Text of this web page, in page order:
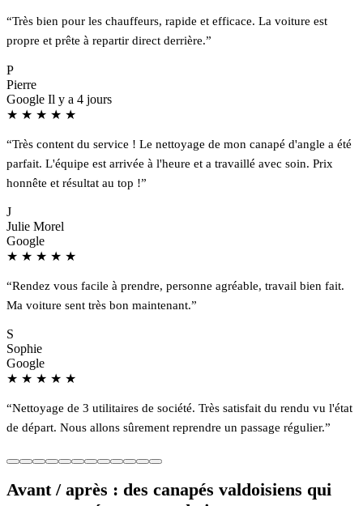
“Très bien pour les chauffeurs, rapide et efficace. La voiture est
propre et prête à repartir direct derrière.”
P
Pierre
Google Il y a 4 jours
★ ★ ★ ★ ★
“Très content du service ! Le nettoyage de mon canapé d'angle a été
parfait. L'équipe est arrivée à l'heure et a travaillé avec soin. Prix
honnête et résultat au top !”
J
Julie Morel
Google
★ ★ ★ ★ ★
“Rendez vous facile à prendre, personne agréable, travail bien fait.
Ma voiture sent très bon maintenant.”
S
Sophie
Google
★ ★ ★ ★ ★
“Nettoyage de 3 utilitaires de société. Très satisfait du rendu vu l'état
de départ. Nous allons sûrement reprendre un passage régulier.”
Avant / après : des canapés valdoisiens qui